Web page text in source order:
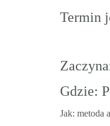
Termin
Gdzie:
Jak: metoda